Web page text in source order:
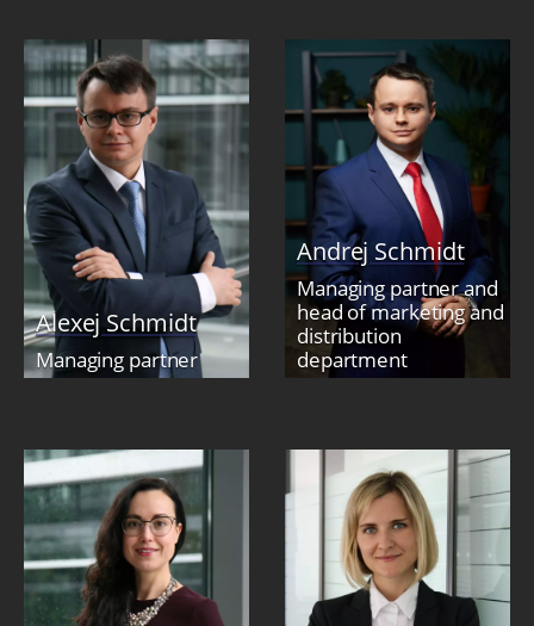
Alexej Schmidt
Managing partner
Andrej Schmidt
Managing partner and
head of marketing and
distribution
department